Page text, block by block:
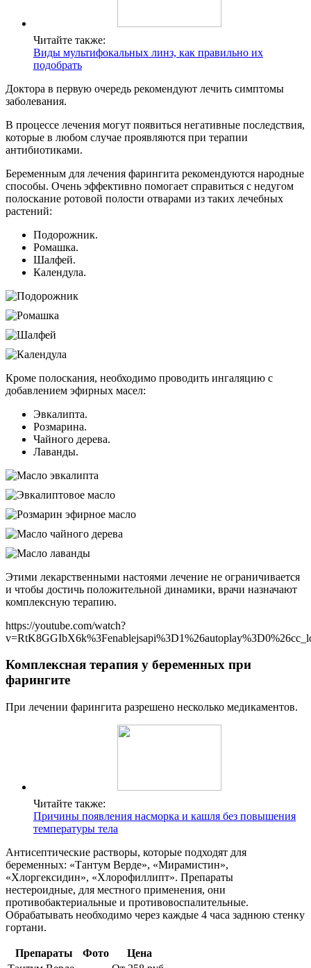
Читайте также:
Виды мультифокальных линз, как правильно их
подобрать
Доктора в первую очередь рекомендуют лечить симптомы
заболевания.
В процессе лечения могут появиться негативные последствия,
которые в любом случае проявляются при терапии
антибиотиками.
Беременным для лечения фарингита рекомендуются народные
способы. Очень эффективно помогает справиться с недугом
полоскание ротовой полости отварами из таких лечебных
растений:
Подорожник.
Ромашка.
Шалфей.
Календула.
Кроме полоскания, необходимо проводить ингаляцию с
добавлением эфирных масел:
Эвкалипта.
Розмарина.
Чайного дерева.
Лаванды.
Этими лекарственными настоями лечение не ограничивается
и чтобы достичь положительной динамики, врачи назначают
комплексную терапию.
https://youtube.com/watch?
Комплексная терапия у беременных при
фарингите
При лечении фарингита разрешено несколько медикаментов.
Читайте также:
Причины появления насморка и кашля без повышения
температуры тела
Антисептические растворы, которые подходят для
беременных: «Тантум Верде», «Мирамистин»,
«Хлоргексидин», «Хлорофиллипт». Препараты
нестероидные, для местного применения, они
противобактериальные и противовоспалительные.
Обрабатывать необходимо через каждые 4 часа заднюю стенку
гортани.
Препараты Фото
Цена